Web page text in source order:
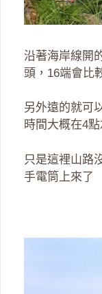
沿著海岸線開
頭，16端會比
另外遠的就可
時間大概在4
只是這裡山路
手電筒上來了